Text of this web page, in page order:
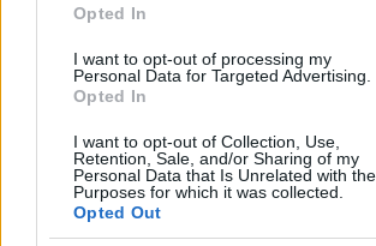
Opted In
I want to opt-out of processing my
Personal Data for Targeted Advertising.
Opted In
I want to opt-out of Collection, Use,
Retention, Sale, and/or Sharing of my
Personal Data that Is Unrelated with the
Purposes for which it was collected.
Opted Out
munkába menet, hogy a napot jó
kezdhesd vagy abban az esetben, ha
Vegyél példát a
magabiztos